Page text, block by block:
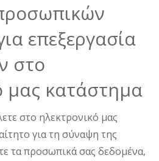
επεξεργασία
στο
μας κατάστημα
στο ηλεκτρονικό μας
για τη σύναψη της
τα προσωπικά σας δεδομένα,